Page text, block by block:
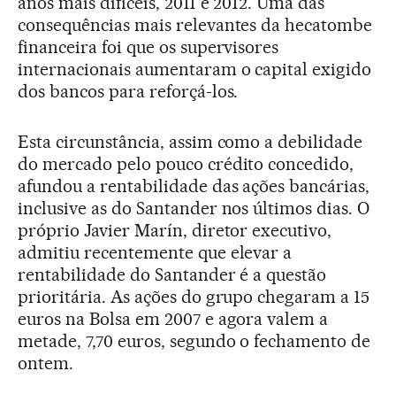
consequências mais relevantes da hecatombe
financeira foi que os supervisores
internacionais aumentaram o capital exigido
dos bancos para reforçá-los.
Esta circunstância, assim como a debilidade
do mercado pelo pouco crédito concedido,
afundou a rentabilidade das ações bancárias,
inclusive as do Santander nos últimos dias. O
próprio Javier Marín, diretor executivo,
admitiu recentemente que elevar a
rentabilidade do Santander é a questão
prioritária. As ações do grupo chegaram a 15
euros na Bolsa em 2007 e agora valem a
metade, 7,70 euros, segundo o fechamento de
ontem.